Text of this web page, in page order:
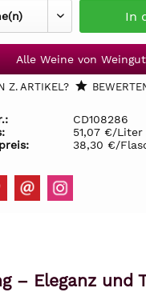
In
Alle Weine von
Z. ARTIKEL?
CD108286
51,07 €/Liter
38,30 €/
– Eleganz und